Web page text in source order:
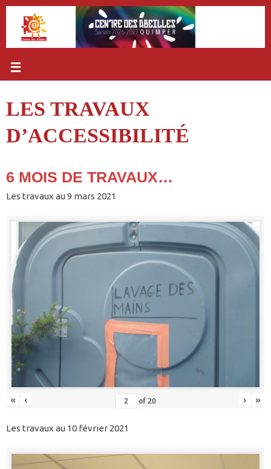
Passer
contenu
LES TRAVAUX
D’ACCESSIBILITÉ
6 MOIS DE TRAVAUX…
Les travaux au 9 mars 2021
« ‹ of20 › »
Les travaux au 10 février 2021